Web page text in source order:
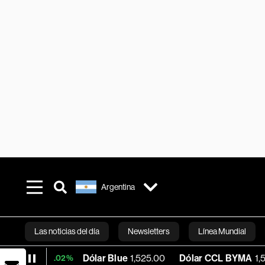
Argentina
Las noticias del día Newsletters Línea Mundial
Bloomberg
Dólar Blue 1,525.00 Dólar CCL BYMA 1,578.74